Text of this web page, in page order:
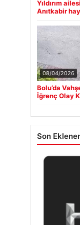
Yıldırım
Anıtkabir
08/04/2026
Bolu’da
İğrenç Olay
Son